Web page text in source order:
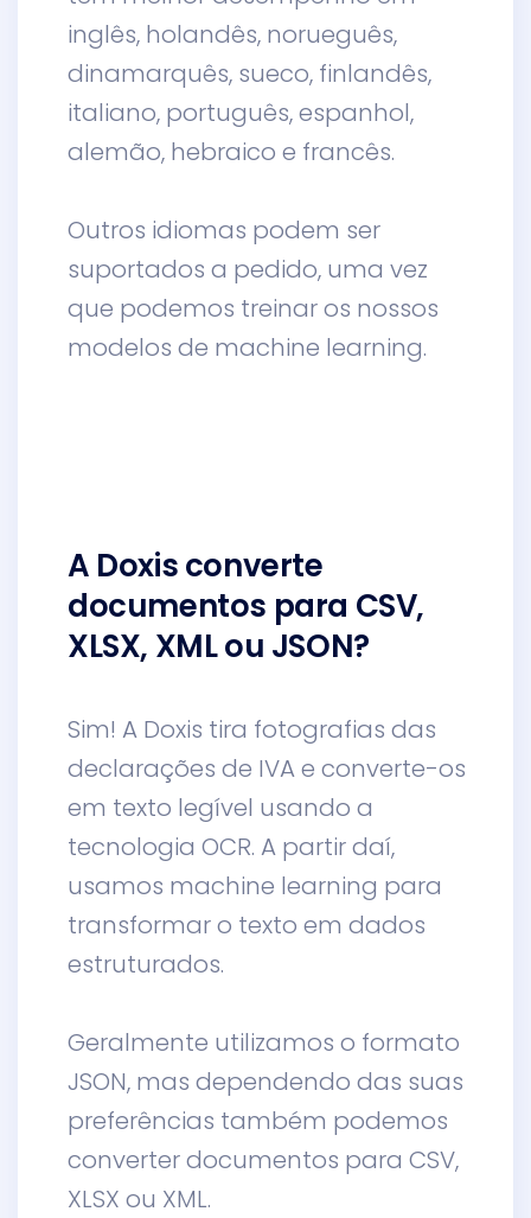
inglês, holandês, norueguês,
dinamarquês, sueco, finlandês,
italiano, português, espanhol,
alemão, hebraico e francês.
Outros idiomas podem ser
suportados a pedido, uma vez
que podemos treinar os nossos
modelos de machine learning.
A Doxis converte
documentos para CSV,
XLSX, XML ou JSON?
Sim! A Doxis tira fotografias das
declarações de IVA e converte-os
em texto legível usando a
tecnologia OCR. A partir daí,
usamos machine learning para
transformar o texto em dados
estruturados.
Geralmente utilizamos o formato
JSON, mas dependendo das suas
preferências também podemos
converter documentos para CSV,
XLSX ou XML.